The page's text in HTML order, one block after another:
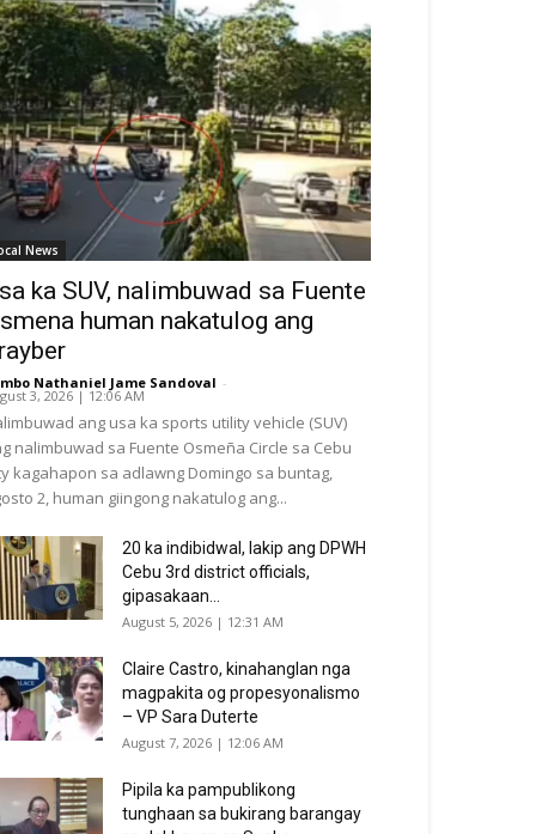
News
ka SUV, nalimbuwad sa Fuente
human nakatulog ang
Nathaniel Jame Sandoval -
3, 2026 | 12:06 AM
ang usa ka sports utility vehicle (SUV)
nalimbuwad sa Fuente Osmeña Circle sa Cebu
kagahapon sa adlawng Domingo sa buntag,
2, human giingong nakatulog ang...
20 ka indibidwal, lakip ang DPWH
Cebu 3rd district officials,
gipasakaan...
August 5, 2026 | 12:31 AM
Claire Castro, kinahanglan nga
magpakita og propesyonalismo
– VP Sara Duterte
August 7, 2026 | 12:06 AM
Pipila ka pampublikong
tunghaan sa bukirang barangay